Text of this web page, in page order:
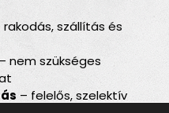
rakodás, szállítás és
– nem szükséges
– felelős, szelektív